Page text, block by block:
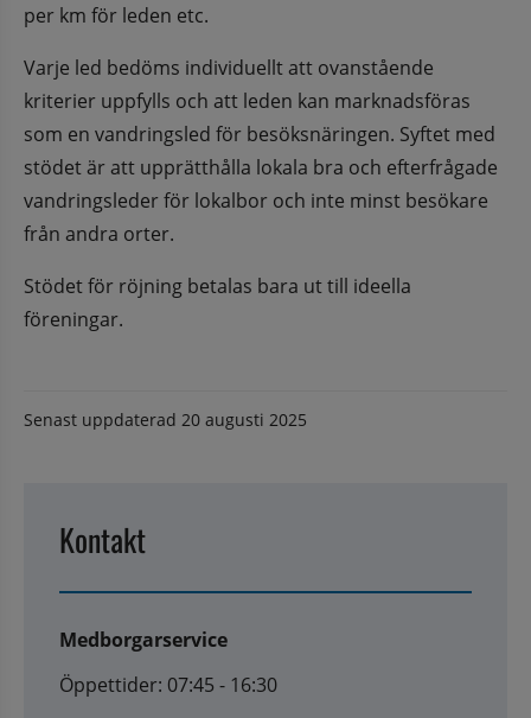
per km för leden etc.
Varje led bedöms individuellt att ovanstående
kriterier uppfylls och att leden kan marknadsföras
som en vandringsled för besöksnäringen. Syftet med
stödet är att upprätthålla lokala bra och efterfrågade
vandringsleder för lokalbor och inte minst besökare
från andra orter.
Stödet för röjning betalas bara ut till ideella
föreningar.
Senast uppdaterad 20 augusti 2025
Kontakt
Medborgarservice
Öppettider: 07:45 - 16:30